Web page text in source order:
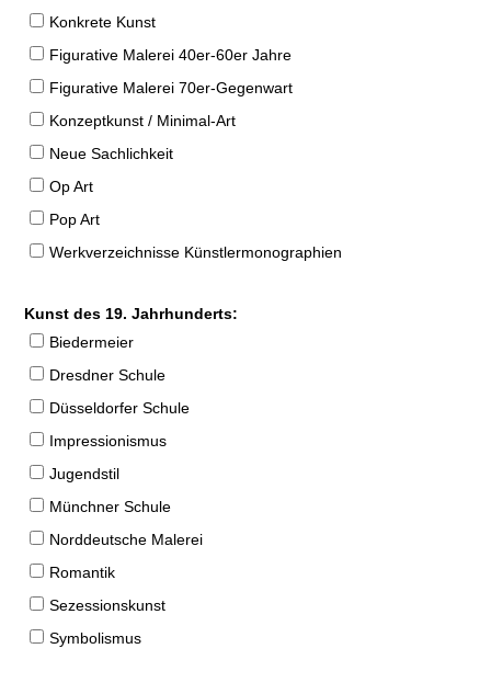
Konkrete Kunst
Figurative Malerei 40er-60er Jahre
Figurative Malerei 70er-Gegenwart
Konzeptkunst / Minimal-Art
Neue Sachlichkeit
Op Art
Pop Art
Werkverzeichnisse Künstlermonographien
Kunst des 19. Jahrhunderts:
Biedermeier
Dresdner Schule
Düsseldorfer Schule
Impressionismus
Jugendstil
Münchner Schule
Norddeutsche Malerei
Romantik
Sezessionskunst
Symbolismus